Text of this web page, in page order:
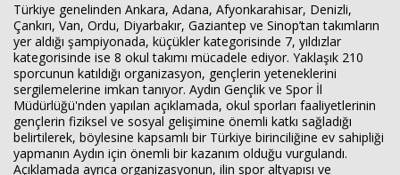
Türkiye genelinden Ankara, Adana, Afyonkarahisar, Denizli,
Çankırı, Van, Ordu, Diyarbakır, Gaziantep ve Sinop’tan takımların
yer aldığı şampiyonada, küçükler kategorisinde 7, yıldızlar
kategorisinde ise 8 okul takımı mücadele ediyor. Yaklaşık 210
sporcunun katıldığı organizasyon, gençlerin yeteneklerini
sergilemelerine imkan tanıyor. Aydın Gençlik ve Spor İl
Müdürlüğü'nden yapılan açıklamada, okul sporları faaliyetlerinin
gençlerin fiziksel ve sosyal gelişimine önemli katkı sağladığı
belirtilerek, böylesine kapsamlı bir Türkiye birinciliğine ev sahipliği
yapmanın Aydın için önemli bir kazanım olduğu vurgulandı.
Açıklamada ayrıca organizasyonun, ilin spor altyapısı ve